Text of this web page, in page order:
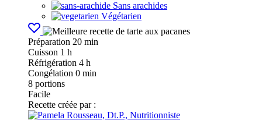
Sans arachides
Végétarien
Préparation 20 min
Cuisson 1 h
Réfrigération 4 h
Congélation 0 min
8 portions
Facile
Recette créée par :